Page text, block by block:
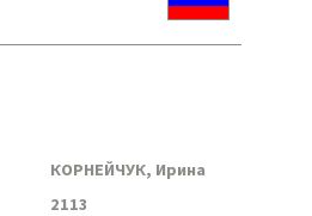
КОРНЕЙЧУК, Ирина
2113